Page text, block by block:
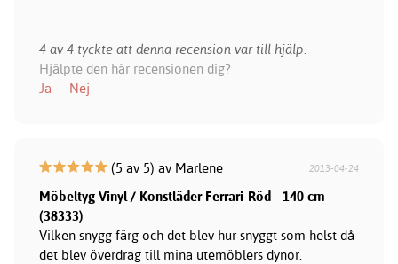
4 av 4 tyckte att denna recension var till hjälp.
Hjälpte den här recensionen dig?
Ja
Nej
(5 av 5) av Marlene 2013-04-24
Möbeltyg Vinyl / Konstläder Ferrari-Röd - 140 cm
(38333)
Vilken snygg färg och det blev hur snyggt som helst då
det blev överdrag till mina utemöblers dynor.